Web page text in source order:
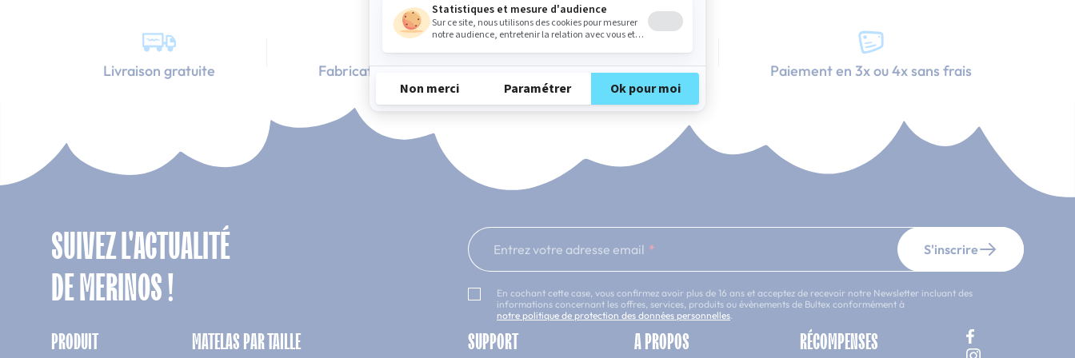
Livraison gratuite Fabrication Française 101 nuits d'essai* Paiement en 3x ou 4x sans frais
SUIVEZ L'ACTUALITÉ
DE MERINOS !
Entrez votre adresse email S'inscrire
En cochant cette case, vous confirmez avoir plus de 16 ans et acceptez de recevoir notre Newsletter incluant des
informations concernant les offres, services, produits ou évènements de Bultex conformément à
notre politique de protection des données personnelles
PRODUIT MATELAS PAR TAILLE SUPPORT A PROPOS RÉCOMPENSES